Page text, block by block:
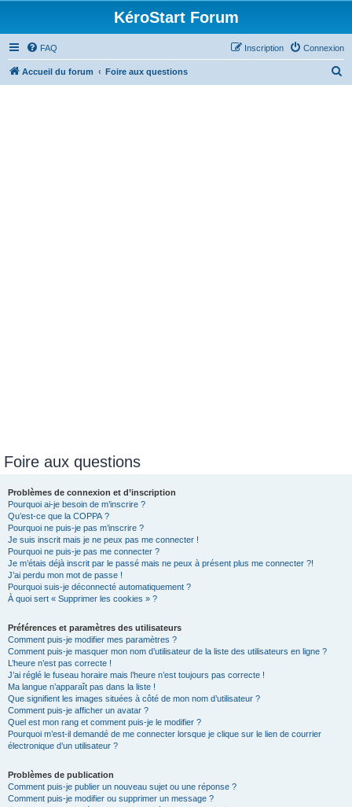
KéroStart Forum
FAQ Connexion
Inscription
Accueil du forum Foire aux questions
Foire aux questions
Problèmes de connexion et d’inscription
Pourquoi ai-je besoin de m’inscrire ?
Qu’est-ce que la COPPA ?
Pourquoi ne puis-je pas m’inscrire ?
Je suis inscrit mais je ne peux pas me connecter !
Pourquoi ne puis-je pas me connecter ?
Je m’étais déjà inscrit par le passé mais ne peux à présent plus me connecter ?!
J’ai perdu mon mot de passe !
Pourquoi suis-je déconnecté automatiquement ?
À quoi sert « Supprimer les cookies » ?
Préférences et paramètres des utilisateurs
Comment puis-je modifier mes paramètres ?
Comment puis-je masquer mon nom d’utilisateur de la liste des utilisateurs en ligne ?
L’heure n’est pas correcte !
J’ai réglé le fuseau horaire mais l’heure n’est toujours pas correcte !
Ma langue n’apparaît pas dans la liste !
Que signifient les images situées à côté de mon nom d’utilisateur ?
Comment puis-je afficher un avatar ?
Quel est mon rang et comment puis-je le modifier ?
Pourquoi m’est-il demandé de me connecter lorsque je clique sur le lien de courrier
électronique d’un utilisateur ?
Problèmes de publication
Comment puis-je publier un nouveau sujet ou une réponse ?
Comment puis-je modifier ou supprimer un message ?